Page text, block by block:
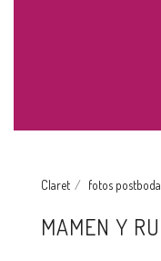
Claret fotos postboda
MAMEN Y